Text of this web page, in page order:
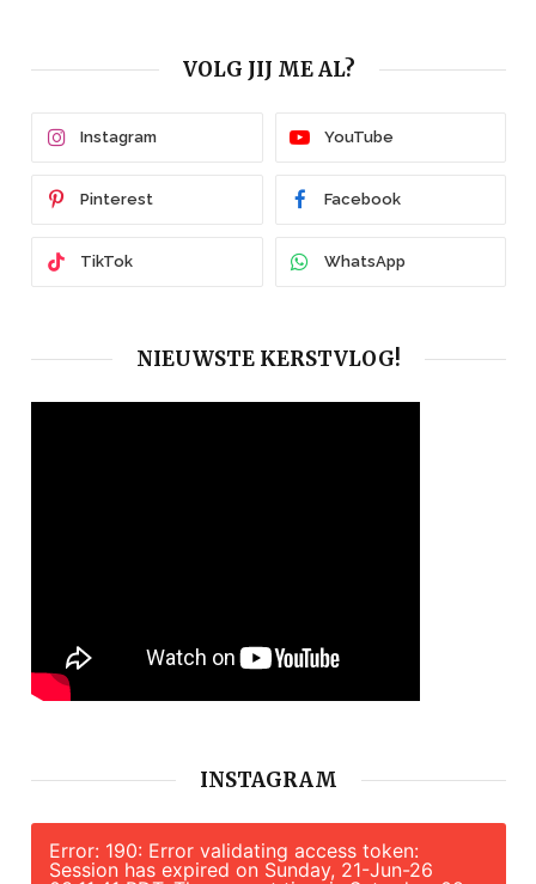
VOLG JIJ ME AL?
Instagram YouTube
Pinterest Facebook
TikTok WhatsApp
NIEUWSTE KERSTVLOG!
INSTAGRAM
Error: 190: Error validating access token:
Session has expired on Sunday, 21-Jun-26